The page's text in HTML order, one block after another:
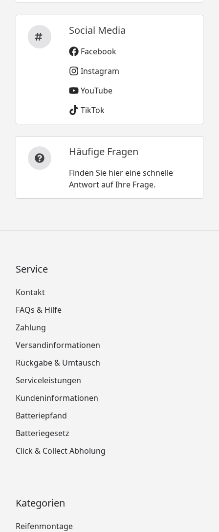
Social Media
Facebook
Instagram
YouTube
TikTok
Häufige Fragen
Finden Sie hier eine schnelle
Antwort auf Ihre Frage.
Service
Kontakt
FAQs & Hilfe
Zahlung
Versandinformationen
Rückgabe & Umtausch
Serviceleistungen
Kundeninformationen
Batteriepfand
Batteriegesetz
Click & Collect Abholung
Kategorien
Reifenmontage